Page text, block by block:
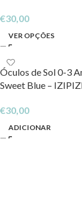
€30,00
VER OPÇÕES
Óculos de Sol 0-3
Sweet Blue –
€30,00
ADICIONAR